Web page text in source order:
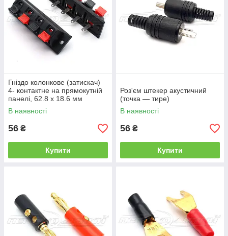
Гніздо колонкове (затискач)
4- контактне на прямокутній
панелі, 62.8 х 18.6 мм
В наявності
56 ₴
Купити
Роз'єм штекер акустичний
(точка — тире)
В наявності
56 ₴
Купити